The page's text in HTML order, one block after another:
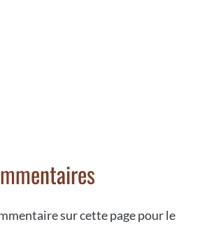
sur cette page pour le